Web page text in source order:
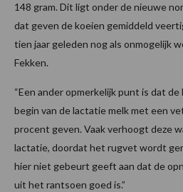
148 gram. Dit ligt onder de nieuwe
dat geven de koeien gemiddeld
tien jaar geleden nog als onmogelijk
Fekken.
“Een ander opmerkelijk punt is dat
begin van de lactatie melk met een
procent geven. Vaak verhoogt deze
lactatie, doordat het rugvet wordt
hier niet gebeurt geeft aan dat de
uit het rantsoen goed is.”